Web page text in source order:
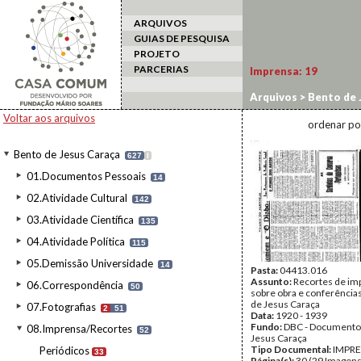
ARQUIVOS
GUIAS DE PESQUISA
PROJETO
PARCERIAS
Voltar aos arquivos
Bento de Jesus Caraça 627 I
01.Documentos Pessoais 14
02.Atividade Cultural 142
03.Atividade Científica 135
04.Atividade Política 115
05.Demissão Universidade 14
06.Correspondência 50
07.Fotografias 2 51
08.Imprensa/Recortes 52
Periódicos 33
Imprensa: 19
Arquivos > Bento de
ordenar
Pasta:04413.016
Assunto:Recortes de
sobre obra e
de Jesus Caraça
Data: 1920 - 1939
Fundo:DBC -
Jesus Caraça
Tipo Documental: